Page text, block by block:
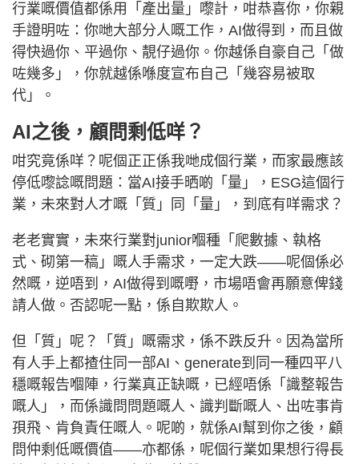
行業嘅價值都係用「產出量」嚟計，咁恭喜你，你親
手證明咗：你哋大部分人嘅工作，AI做得到，而且做
得快過你、平過你、靚仔過你。你越係自豪自己「做
咗幾多」，你就越係喺度宣布自己「幾容易被取
代」。
AI之後，顧問剩低咩？
咁究竟係咩？呢個正正係我哋成個行業，而家最應該
停低嚟諗嘅問題：當AI接手晒啲「量」，ESG這個行
業，未來對人才嘅「質」同「量」，到底有咩需求？
老老實實，未來行業對junior嗰種「爬數據、執格
式、砌第一稿」嘅人手需求，一定大跌——呢個係必
然嘅，逆唔到，AI做得到嘅嘢，市場唔會再願意俾錢
請人做。否認呢一點，係自欺欺人。
但「質」呢？「質」嘅需求，係不跌反升。因為當所
有人手上都揸住同一部AI、generate到同一種四平八
穩嘅報告嗰陣，行業真正缺嘅，已經唔係「識整報告
嘅人」，而係識問問題嘅人、識判斷嘅人、出咗事肯
孭飛、肯負責任嘅人。呢啲，就係AI幫到你之後，顧
問仲剩低嘅價值——亦都係，呢個行業如果想行得長